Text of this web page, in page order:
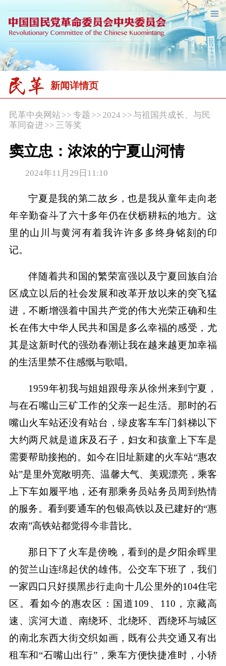
新闻详情页
民革中央网站>> 专题 >>2024 >>与祖国共成长、与民
革同奋进 >> 三等奖
窦立忠：浓浓的宁夏山河情
2024年11月29日11:10
宁夏是我的第二故乡，也是我从童年走向老
年辛勤奋斗了六十多年仍在伏枥耕耘的地方。这
里的山川与黄河有着我许许多多终身铭刻的印
记。
伴随着共和国的繁荣富强以及宁夏回族自治
区成立以后的社会发展和改革开放以来的突飞猛
进，不断增强着中国共产党的伟大光荣正确和生
长在伟大中华人民共和国是多么幸福的感受，尤
其是这新时代的强劲春潮让我在越来越更加幸福
的生活里禁不住感慨与歌唱。
1959年初我与姐姐跟母亲从徐州来到宁夏，
与在石嘴山三矿工作的父亲一起生活。那时的石
嘴山火车站还没有站台，绿皮客车车门斜梯以下
大约两尺就是道床及石子，妇女和孩童上下车是
需要帮助接抱的。如今在旧址新建的火车站“惠农
站”是里外宽敞明亮、温馨大气、美观漂亮，乘客
上下车如履平地，还有那乘务员站务员周到热情
的服务。看到要通车的包银高铁以及已建好的“惠
农南”高铁站都觉得今非昔比。
那日下了火车是傍晚，看到的是夕阳余晖里
的贺兰山连绵起伏的雄伟。公交车下班了，我们
一家四口只好摸黑步行走向十几公里外的104住宅
区。看如今的惠农区：国道109、110，京藏高
速、滨河大道、南绕环、北绕环、西绕环与城区
的南北东西大街交织如画，既有公共交通又有出
租车和“石嘴山出行”，乘车方便快捷准时，小轿